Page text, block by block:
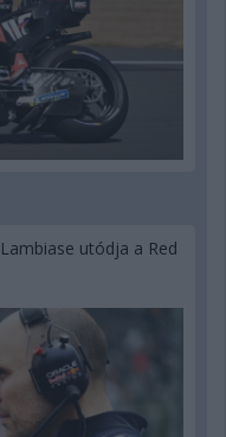
utódja a Red